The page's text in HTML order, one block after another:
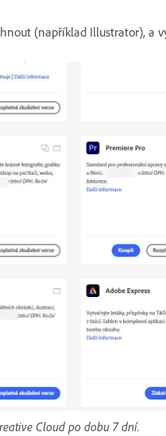
(například Illustrator), a
Cloud po dobu 7 dní.